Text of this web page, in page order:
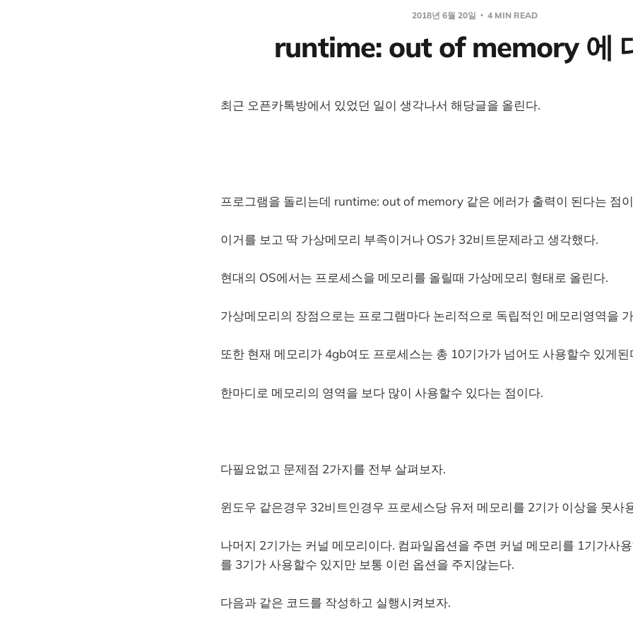
2018년 6월 20일 4 MIN READ
runtime: out of memory 에
최근 오픈카톡방에서 있었던 일이 생각나서 해당글을 올린다.
프로그램을 돌리는데 runtime: out of memory 같은 에러가 출력이 된다는 점
이거를 보고 딱 가상메모리 부족이거나 OS가 32비트문제라고 생각했다.
현대의 OS에서는 프로세스을 메모리를 올릴때 가상메모리 형태로 올린다.
가상메모리의 장점으로는 프로그램마다 논리적으로 독립적인 메모리영역을
또한 현재 메모리가 4gb여도 프로세스는 총 10기가가 넘어도 사용할수 있게된
한마디로 메모리의 영역을 보다 많이 사용할수 있다는 점이다.
다필요없고 문제점 2가지를 전부 살펴보자.
윈도우 같은경우 32비트인경우 프로세스당 유저 메모리를 2기가 이상을 못사
나머지 2기가는 커널 메모리이다. 컴파일옵션을 주면 커널 메모리를 1기가사
를 3기가 사용할수 있지만 보통 이런 옵션을 주지않는다.
다음과 같은 코드를 작성하고 실행시켜보자.